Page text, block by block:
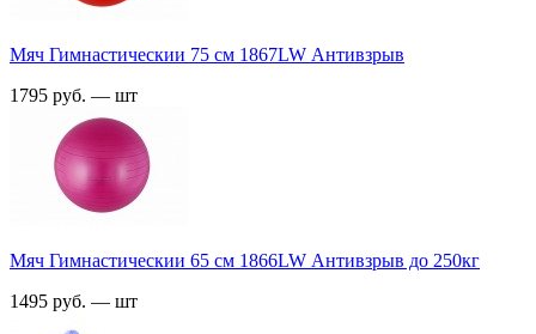
Мяч Гимнастическии 75 см 1867LW Антивзрыв
1795 руб. — шт
Мяч Гимнастическии 65 см 1866LW Антивзрыв до 250кг
1495 руб. — шт